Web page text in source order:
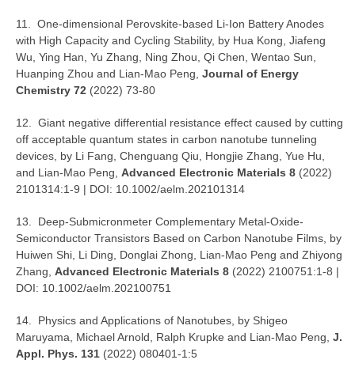
11. One-dimensional Perovskite-based Li-Ion Battery Anodes
with High Capacity and Cycling Stability, by Hua Kong, Jiafeng
Wu, Ying Han, Yu Zhang, Ning Zhou, Qi Chen, Wentao Sun,
Huanping Zhou and Lian-Mao Peng, Journal of Energy
Chemistry 72 (2022) 73-80
12. Giant negative differential resistance effect caused by cutting
off acceptable quantum states in carbon nanotube tunneling
devices, by Li Fang, Chenguang Qiu, Hongjie Zhang, Yue Hu,
and Lian-Mao Peng, Advanced Electronic Materials 8 (2022)
2101314:1-9 | DOI: 10.1002/aelm.202101314
13. Deep-Submicronmeter Complementary Metal-Oxide-
Semiconductor Transistors Based on Carbon Nanotube Films, by
Huiwen Shi, Li Ding, Donglai Zhong, Lian-Mao Peng and Zhiyong
Zhang, Advanced Electronic Materials 8 (2022) 2100751:1-8 |
DOI: 10.1002/aelm.202100751
14. Physics and Applications of Nanotubes, by Shigeo
Maruyama, Michael Arnold, Ralph Krupke and Lian-Mao Peng, J.
Appl. Phys. 131 (2022) 080401-1:5